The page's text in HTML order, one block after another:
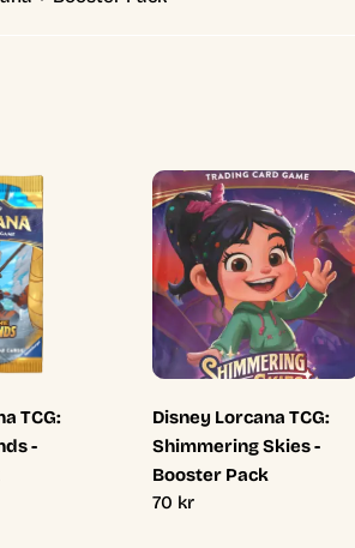
TCG:
-
Disney Lorcana TCG:
Shimmering Skies -
Booster Pack
Ordinarie
70 kr